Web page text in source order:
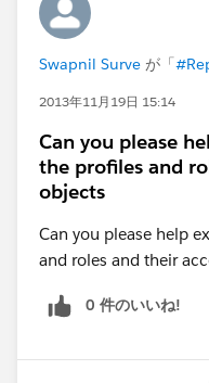
Swapnil Surve が「
2013年11月19日 15:14
Can you please
the profiles and
objects
Can you please help
and roles and their
0 件のいいね!